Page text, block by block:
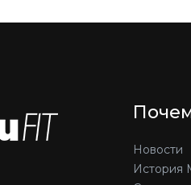
Новости
История